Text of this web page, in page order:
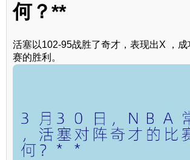
何？**
活塞以102-95战胜了奇才，表现出X ，
赛的胜利。